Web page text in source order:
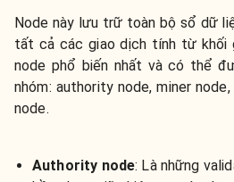
Node này lưu trữ toàn bộ sổ dữ
tất cả các giao dịch tính từ khối
node phổ biến nhất và có thể
nhóm: authority node, miner
node.
Authority node: Là những